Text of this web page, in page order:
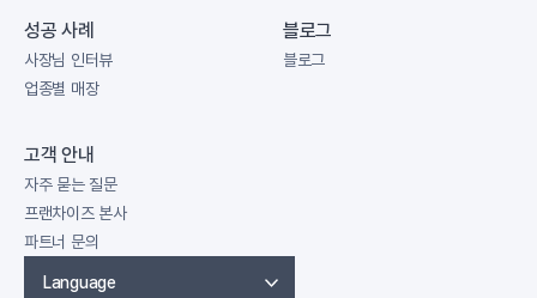
성공 사례
사장님 인터뷰
업종별 매장
블로그
블로그
고객 안내
자주 묻는 질문
프랜차이즈 본사
파트너 문의
Language